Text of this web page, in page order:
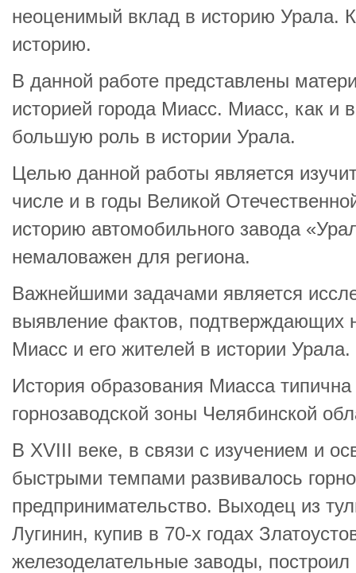
неоценимый вклад в историю Урала.
историю.
В данной работе представлены
историей города Миасс. Миасс, как и
большую роль в истории Урала.
Целью данной работы является
числе и в годы Великой
историю автомобильного завода
немаловажен для региона.
Важнейшими задачами является
выявление фактов, подтверждающих
Миасс и его жителей в истории Урала.
История образования Миасса типична
горнозаводской зоны Челябинской
В XVIII веке, в связи с изучением и
быстрыми темпами развивалось
предпринимательство. Выходец из
Лугинин, купив в 70-х годах
железоделательные заводы,